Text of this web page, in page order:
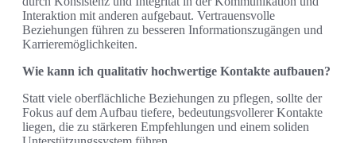
Interaktion mit anderen aufgebaut. Vertrauensvolle
Beziehungen führen zu besseren Informationszugängen und
Karrieremöglichkeiten.
Wie kann ich qualitativ hochwertige Kontakte aufbauen?
Statt viele oberflächliche Beziehungen zu pflegen, sollte der
Fokus auf dem Aufbau tiefere, bedeutungsvollerer Kontakte
liegen, die zu stärkeren Empfehlungen und einem soliden